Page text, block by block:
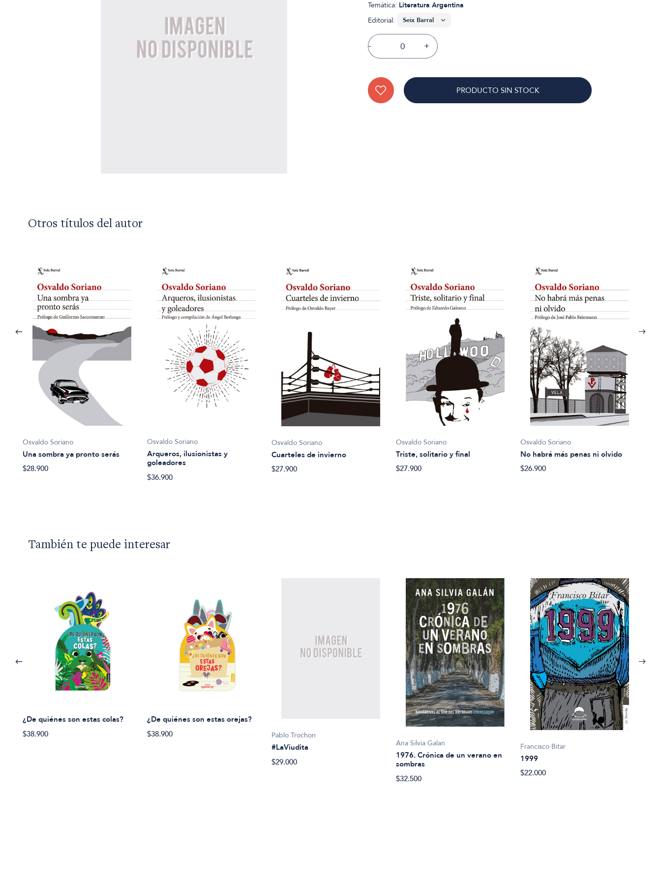
Temática: Literatura Argentina
Editorial:
- +
PRODUCTO SIN STOCK
Otros títulos del autor
Osvaldo Soriano
Una sombra ya pronto serás
$28.900
Osvaldo Soriano
Arqueros, ilusionistas y
goleadores
$36.900
Osvaldo Soriano
Cuarteles de invierno
$27.900
Osvaldo Soriano
Triste, solitario y final
$27.900
Osvaldo Soriano
No habrá más penas ni olvido
$26.900
También te puede interesar
¿De quiénes son estas colas?
$38.900
¿De quiénes son estas orejas?
$38.900
Pablo Trochon
#LaViudita
$29.000
Ana Silvia Galan
1976. Crónica de un verano en
sombras
$32.500
Francisco Bitar
1999
$22.000